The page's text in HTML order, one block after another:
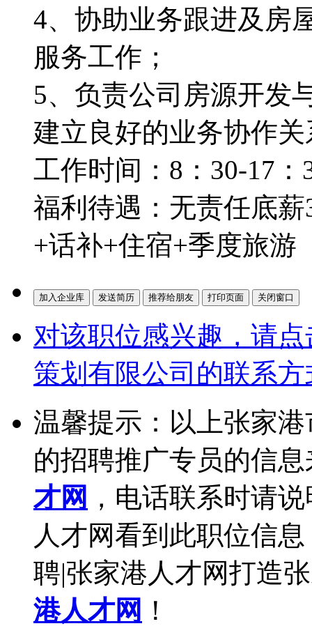
4、协助业务跟进及房
服务工作；
5、负责公司房源开发
建立良好的业务协作关
工作时间：8：30-17
福利待遇：无责任底薪
+话补+住宿+季度旅游
对该职位感兴趣，请
策划有限公司的联系方
温馨提示：以上张家
的招聘推广专员的信息
才网 ，电话联系时请
人才网看到此职位信
聘|张家港人才网打造
港人才网 ！